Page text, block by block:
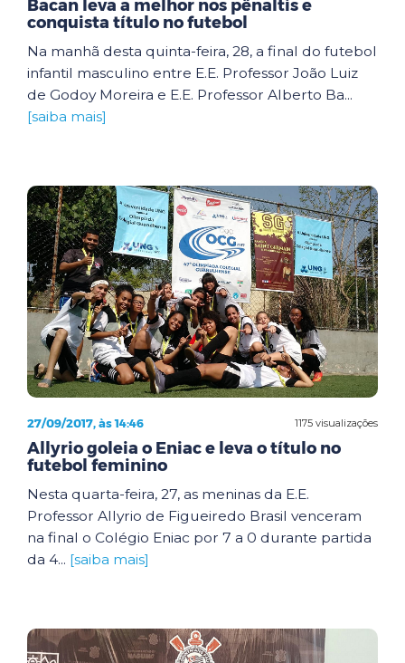
Bacan leva a melhor nos pênaltis e
conquista título no futebol
Na manhã desta quinta-feira, 28, a final do futebol
infantil masculino entre E.E. Professor João Luiz
de Godoy Moreira e E.E. Professor Alberto Ba...
[saiba mais]
1175 visualizações
27/09/2017, às 14:46
Allyrio goleia o Eniac e leva o título no
futebol feminino
Nesta quarta-feira, 27, as meninas da E.E.
Professor Allyrio de Figueiredo Brasil venceram
na final o Colégio Eniac por 7 a 0 durante partida
da 4... [saiba mais]